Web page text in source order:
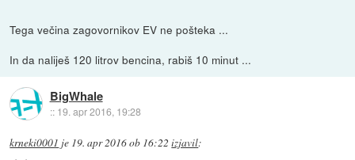
Tega večina zagovornikov EV ne pošteka ...
In da naliješ 120 litrov bencina, rabiš 10 minut ...
BigWhale
:: 19. apr 2016, 19:28
krneki0001 je 19. apr 2016 ob 16:22 izjavil: